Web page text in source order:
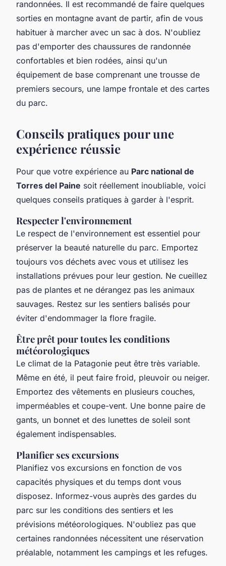
randonnées. Il est recommandé de faire quelques
sorties en montagne avant de partir, afin de vous
habituer à marcher avec un sac à dos. N'oubliez
pas d'emporter des chaussures de randonnée
confortables et bien rodées, ainsi qu'un
équipement de base comprenant une trousse de
premiers secours, une lampe frontale et des cartes
du parc.
Conseils pratiques pour une
expérience réussie
Pour que votre expérience au Parc national de
Torres del Paine soit réellement inoubliable, voici
quelques conseils pratiques à garder à l'esprit.
Respecter l'environnement
Le respect de l'environnement est essentiel pour
préserver la beauté naturelle du parc. Emportez
toujours vos déchets avec vous et utilisez les
installations prévues pour leur gestion. Ne cueillez
pas de plantes et ne dérangez pas les animaux
sauvages. Restez sur les sentiers balisés pour
éviter d'endommager la flore fragile.
Être prêt pour toutes les conditions
météorologiques
Le climat de la Patagonie peut être très variable.
Même en été, il peut faire froid, pleuvoir ou neiger.
Emportez des vêtements en plusieurs couches,
imperméables et coupe-vent. Une bonne paire de
gants, un bonnet et des lunettes de soleil sont
également indispensables.
Planifier ses excursions
Planifiez vos excursions en fonction de vos
capacités physiques et du temps dont vous
disposez. Informez-vous auprès des gardes du
parc sur les conditions des sentiers et les
prévisions météorologiques. N'oubliez pas que
certaines randonnées nécessitent une réservation
préalable, notamment les campings et les refuges.